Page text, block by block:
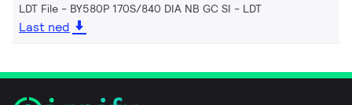
LDT File - BY580P 170S/840 DIA NB GC SI LDT
Last ned